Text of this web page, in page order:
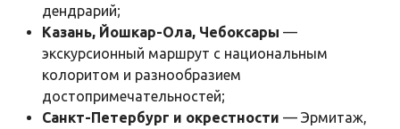
дендрарий;
Казань, Йошкар-Ола, Чебоксары —
экскурсионный маршрут с национальным
колоритом и разнообразием
достопримечательностей;
Санкт-Петербург и окрестности — Эрмитаж,